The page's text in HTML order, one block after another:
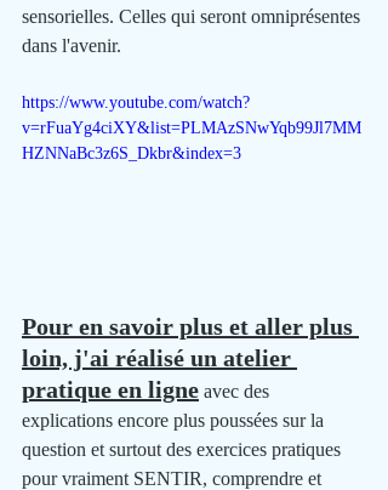
sensorielles. Celles qui seront omniprésentes
dans l'avenir.
https://www.youtube.com/watch?
v=rFuaYg4ciXY&list=PLMAzSNwYqb99Jl7MM
HZNNaBc3z6S_Dkbr&index=3
Pour en savoir plus et aller plus
loin, j'ai réalisé un atelier
pratique en ligne avec des
explications encore plus poussées sur la
question et surtout des exercices pratiques
pour vraiment SENTIR, comprendre et